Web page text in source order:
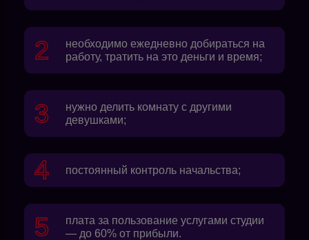
необходимо ежедневно добираться на
работу, тратить на это деньги и время;
нужно делить комнату с другими
девушками;
постоянный контроль начальства;
плата за пользование услугами студии
— до 60% от прибыли.